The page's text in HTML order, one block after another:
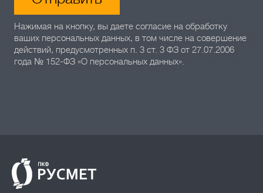
Нажимая на кнопку, вы даете согласие на обработку
ваших персональных данных, в том числе на совершение
действий, предусмотренных п. 3 ст. 3 ФЗ от 27.07.2006
года № 152-ФЗ «О персональных данных».